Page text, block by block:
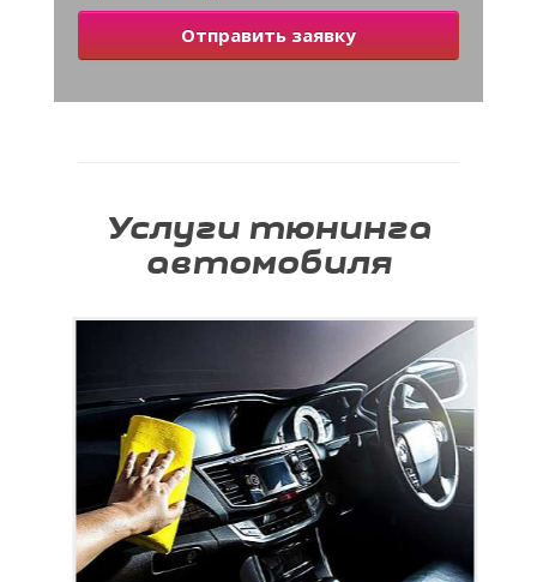
Отправить заявку
Услуги тюнинга
автомобиля